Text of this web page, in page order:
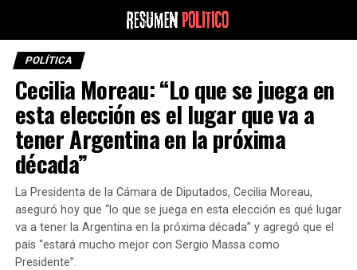
POLÍTICA
Cecilia Moreau: “Lo que se juega en
esta elección es el lugar que va a
tener Argentina en la próxima
década”
La Presidenta de la Cámara de Diputados, Cecilia Moreau,
aseguró hoy que “lo que se juega en esta elección es qué lugar
va a tener la Argentina en la próxima década” y agregó que el
país “estará mucho mejor con Sergio Massa como
Presidente”.